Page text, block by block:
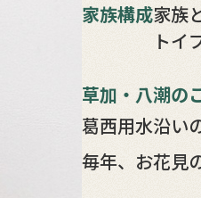
家族構成家族
トイ
草加・八潮の
葛西用水沿い
毎年、お花見